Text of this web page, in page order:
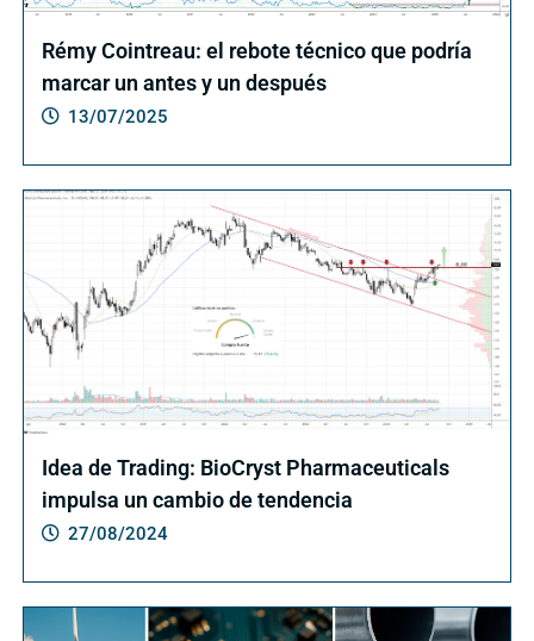
Rémy Cointreau: el rebote técnico que podría
marcar un antes y un después
13/07/2025
Idea de Trading: BioCryst Pharmaceuticals
impulsa un cambio de tendencia
27/08/2024